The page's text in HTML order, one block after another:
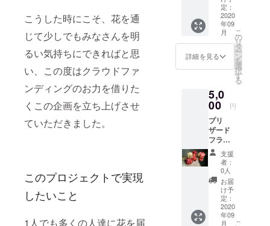
こうした時にこそ、花を通
じて少しでもみなさんを明
るい気持ちにできればと思
い、この度はクラウドファ
ンディングのお力を借りた
くこの企画を立ち上げさせ
ていただきました。
このプロジェクトで実現
したいこと
1人でも多くの人達に花を届
ていた
だきま
す。
ソープ
フラ
ワーは
花びら
一枚一
スペタ
ルと
なって
いるお
花です
ので花
びらを
お風呂
に溶か
すとほ
のかな
香りと
泡をお
楽しみ
定：
2020
年09
月
詳細を見る
こ
の
リ
タ
ー
ン
を
選
択
す
る
5,0
00 円
プリ
ザード
フラ
ワー
を、感
謝のお
手紙を
添えて
お届け
させて
いただ
支援
者：
0人
お届
け予
定：
2020
年09
月
こ